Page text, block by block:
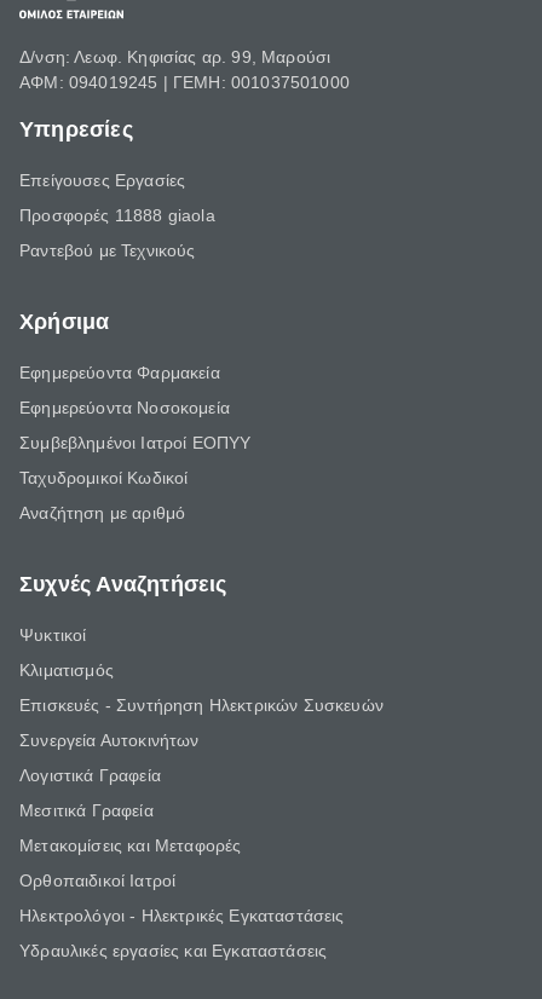
Δ/νση: Λεωφ. Κηφισίας αρ. 99, Μαρούσι
ΑΦΜ: 094019245 | ΓΕΜΗ: 001037501000
Υπηρεσίες
Επείγουσες Εργασίες
Προσφορές 11888 giaola
Ραντεβού με Τεχνικούς
Χρήσιμα
Εφημερεύοντα Φαρμακεία
Εφημερεύοντα Νοσοκομεία
Συμβεβλημένοι Ιατροί ΕΟΠΥΥ
Ταχυδρομικοί Κωδικοί
Αναζήτηση με αριθμό
Συχνές Αναζητήσεις
Ψυκτικοί
Κλιματισμός
Επισκευές - Συντήρηση Ηλεκτρικών Συσκευών
Συνεργεία Αυτοκινήτων
Λογιστικά Γραφεία
Μεσιτικά Γραφεία
Μετακομίσεις και Μεταφορές
Ορθοπαιδικοί Ιατροί
Ηλεκτρολόγοι - Ηλεκτρικές Εγκαταστάσεις
Υδραυλικές εργασίες και Εγκαταστάσεις